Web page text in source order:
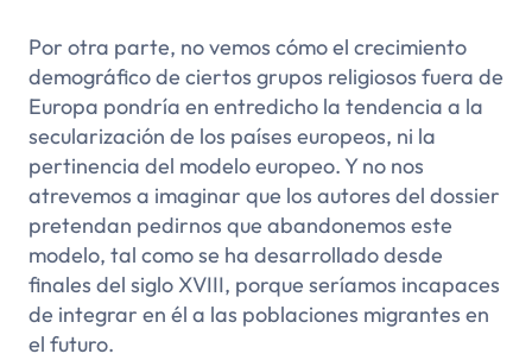
Por otra parte, no vemos cómo el crecimiento
demográfico de ciertos grupos religiosos fuera de
Europa pondría en entredicho la tendencia a la
secularización de los países europeos, ni la
pertinencia del modelo europeo. Y no nos
atrevemos a imaginar que los autores del dossier
pretendan pedirnos que abandonemos este
modelo, tal como se ha desarrollado desde
finales del siglo XVIII, porque seríamos incapaces
de integrar en él a las poblaciones migrantes en
el futuro.